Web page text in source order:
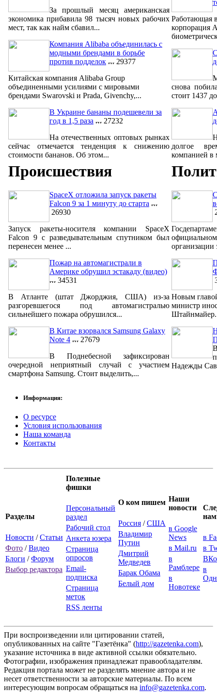
За прошлый месяц американская
экономика прибавила 98 тысяч новых рабочих
мест, так как найм сбавил...
Компания Alibaba объединилась с
модными брендами в борьбе
против подделок
29377
Китайская компания Alibaba Group
объединенными усилиями с мировыми
брендами Swarovski и Prada, Givenchy,...
В Украине бананы подешевели за
год в 1,5 раза
27232
На отечественных оптовых рынках
сейчас отмечается тенденция к снижению
стоимости бананов. Об этом...
Работающая
корпорация
снова
стоит 1437
долгое
компанией в
Происшествия
SpaceX отложила запуск ракеты
Falcon 9 за 1 минуту до старта
26930
Запуск ракеты-носителя компании SpaceX
Falcon 9 с разведывательным спутником был
перенесен менее ...
Пожар на автомагистрали в
Америке обрушил эстакаду (видео)
34531
В Атланте (штат Джорджия, США) из-за
разгоревшегося под автомагистралью
сильнейшего пожара обрушился...
В Китае взорвался Samsung Galaxy
Note 4
27679
В Поднебесной зафиксирован
очередной неприятный случай с участием
смартфона Samsung. Стоит выделить,...
организации
Новым
министр
Надежды
Информация:
О ресурсе
Условия использования
Наша команда
Контакты
Разделы
Новости /Статьи
Фото /Видео
Блоги /Форум
Выбор редактора
Полезные
фишки
Персональный
раздел
Рабочий стол
Анкета юзера
Страница
опросов
Email-
подписка
Страница
меток
RSS ленты
О ком пишем
Россия /США
Владимир
Путин
Дмитрий
Медведев
Барак Обама
Белый дом
Наши
новости
в Google
News
в Mail.ru
в
Рамблере
в
Новотеке
в
в
в
При воспроизведении или цитировании статей,
опубликованных на сайте "Газетёнка" (http://gazetenka.com),
указание источника в виде активной ссылки обязательно.
Фотографии, изображения принадлежат правообладателям.
Редакция портала может не разделять мнение автора и не
несет ответственности за авторские материалы. По всем
интересующим вопросам обращаться на info@gazetenka.com.